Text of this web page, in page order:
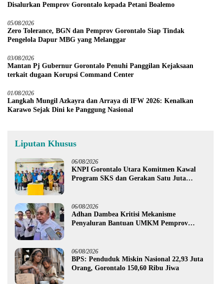
Disalurkan Pemprov Gorontalo kepada Petani Boalemo
05/08/2026
Zero Tolerance, BGN dan Pemprov Gorontalo Siap Tindak
Pengelola Dapur MBG yang Melanggar
03/08/2026
Mantan Pj Gubernur Gorontalo Penuhi Panggilan Kejaksaan
terkait dugaan Korupsi Command Center
01/08/2026
Langkah Mungil Azkayra dan Arraya di IFW 2026: Kenalkan
Karawo Sejak Dini ke Panggung Nasional
Liputan Khusus
06/08/2026
KNPI Gorontalo Utara Komitmen Kawal
Program SKS dan Gerakan Satu Juta
06/08/2026
Adhan Dambea Kritisi Mekanisme
Penyaluran Bantuan UMKM Pemprov
06/08/2026
BPS: Penduduk Miskin Nasional 22,93 Juta
Orang, Gorontalo 150,60 Ribu Jiwa